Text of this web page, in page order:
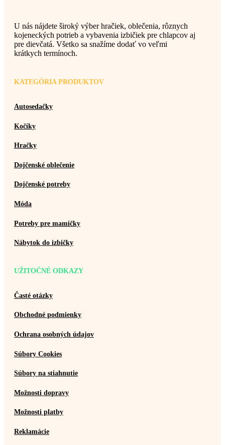
U nás nájdete široký výber hračiek, oblečenia, rôznych
kojeneckých potrieb a vybavenia izbičiek pre chlapcov aj
pre dievčatá. Všetko sa snažíme dodať vo veľmi
krátkych termínoch.
KATEGÓRIA PRODUKTOV
Autosedačky
Kočíky
Hračky
Dojčenské oblečenie
Dojčenské potreby
Móda
Potreby pre mamičky
Nábytok do izbičky
UŽITOČNÉ ODKAZY
Časté otázky
Obchodné podmienky
Ochrana osobných údajov
Súbory Cookies
Súbory na stiahnutie
Možnosti dopravy
Možnosti platby
Reklamácie